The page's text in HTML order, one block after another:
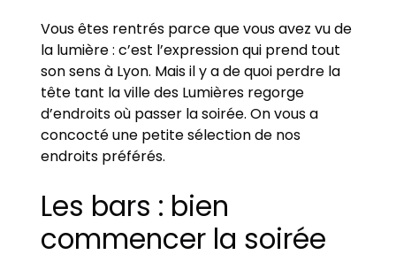
Vous êtes rentrés parce que vous avez vu de
la lumière : c’est l’expression qui prend tout
son sens à Lyon. Mais il y a de quoi perdre la
tête tant la ville des Lumières regorge
d’endroits où passer la soirée. On vous a
concocté une petite sélection de nos
endroits préférés.
Les bars : bien
commencer la soirée